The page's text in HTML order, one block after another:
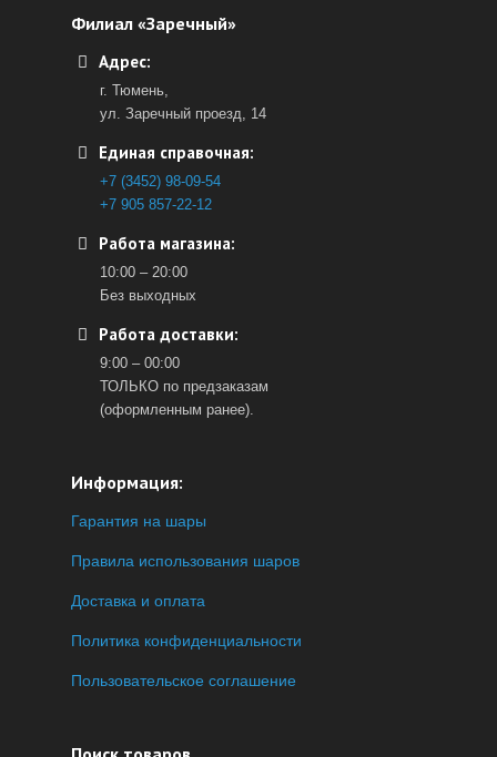
Филиал «Заречный»
Адрес:
г. Тюмень,
ул. Заречный проезд, 14
Единая справочная:
+7 (3452) 98-09-54
+7 905 857-22-12
Работа магазина:
10:00 – 20:00
Без выходных
Работа доставки:
9:00 – 00:00
ТОЛЬКО по предзаказам
(оформленным ранее).
Информация:
Гарантия на шары
Правила использования шаров
Доставка и оплата
Политика конфиденциальности
Пользовательское соглашение